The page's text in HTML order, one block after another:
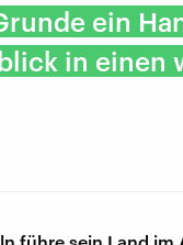
ein
in einen